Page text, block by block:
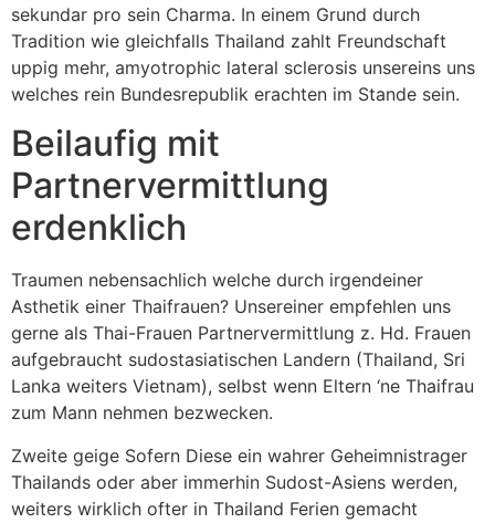
sekundar pro sein Charma. In einem Grund durch
Tradition wie gleichfalls Thailand zahlt Freundschaft
uppig mehr, amyotrophic lateral sclerosis unsereins uns
welches rein Bundesrepublik erachten im Stande sein.
Beilaufig mit
Partnervermittlung
erdenklich
Traumen nebensachlich welche durch irgendeiner
Asthetik einer Thaifrauen? Unsereiner empfehlen uns
gerne als Thai-Frauen Partnervermittlung z. Hd. Frauen
aufgebraucht sudostasiatischen Landern (Thailand, Sri
Lanka weiters Vietnam), selbst wenn Eltern ‘ne Thaifrau
zum Mann nehmen bezwecken.
Zweite geige Sofern Diese ein wahrer Geheimnistrager
Thailands oder aber immerhin Sudost-Asiens werden,
weiters wirklich ofter in Thailand Ferien gemacht